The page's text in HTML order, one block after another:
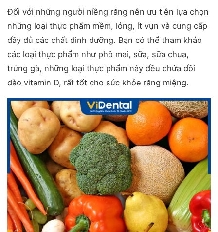
Đối với những người niềng răng nên ưu tiên lựa chọn
những loại thực phẩm mềm, lỏng, ít vụn và cung cấp
đầy đủ các chất dinh dưỡng. Bạn có thể tham khảo
các loại thực phẩm như phô mai, sữa, sữa chua,
trứng gà, những loại thực phẩm này đều chứa dồi
dào vitamin D, rất tốt cho sức khỏe răng miệng.